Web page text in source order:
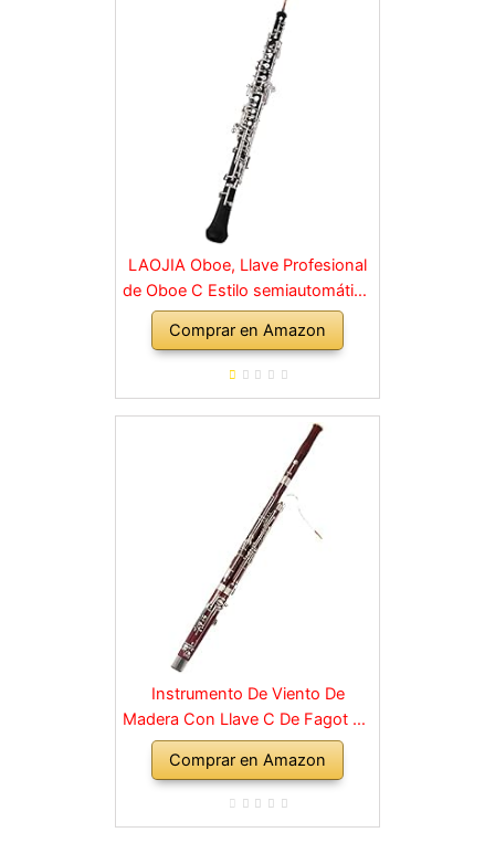
LAOJIA Oboe, Llave Profesional
de Oboe C Estilo semiautomático
Llaves niqueladas Instrumento de
Viento de Madera con Guantes
de caña de Oboe Estuche de
de Limpieza
Comprar en Amazon
Instrumento De Viento De
Madera Con Llave C De Fagot De
Madera Con Accesorios De
Estuche, Instrumentos Musicales
De Banda Y Orquesta De Viento
Comprar en Amazon